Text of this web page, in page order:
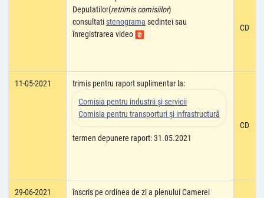
Deputatilor(retrimis comisiilor)
consultatistenograma sedintei sau
înregistrarea video
CD
11-05-2021
trimis pentru raport suplimentar la:
Comisia pentru industrii şi servicii
Comisia pentru transporturi şi infrastructură
termen depunere raport: 31.05.2021
CD
29-06-2021
înscris pe ordinea de zi a plenului Camerei